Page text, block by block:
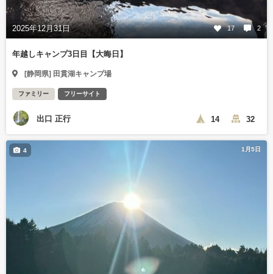
2025年12月31日 17 2
年越しキャンプ3日目【大晦日】
[静岡県] 田貫湖キャンプ場
ファミリー フリーサイト
出口 正行 14 32
1月5日
4